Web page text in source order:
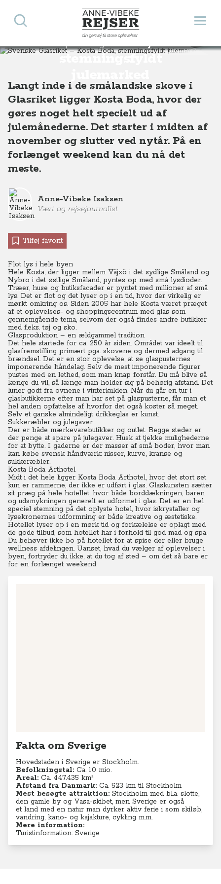
Anne-Vibeke Rejser
din genvej til store oplevelser
Åbn
Søg
Svenske Glasriket –
Kosta Boda,
stemningsfyldt
Destinationer Europa Sverige Svenske Glasriket – Kosta Boda, stemningsfyldt julemarked
Langt inde i de smålandske skove i
Glasriket ligger Kosta Boda, hvor der
gøres noget helt specielt ud af
julemånederne. Det starter i midten af
november og slutter ved nytår. På en
forlænget weekend kan du nå det
meste.
Anne-Vibeke Isaksen
Vært og rejsejournalist
Tilføj favorit
Flot lys i hele byen
Hele Kosta, der ligger mellem Väjxö i det sydlige Småland og
Nybro i det østlige Småland, pyntes op med små lysdioder.
Træer, huse og butiksfacader er pyntet med millioner af små
lys. Det er flot og det lyser op i en tid, hvor der virkelig er
mørkt omkring os. Siden 2005 har hele Kosta været præget
af et oplevelses- og shoppingscentrum med glas som
gennemgående tema, selvom der også findes andre butikker
med f.eks. tøj og sko.
Glasproduktion – en ældgammel tradition
Det hele startede for ca. 250 år siden. Området var ideelt til
glasfremstilling primært pga. skovene og dermed adgang til
brændsel. Det er en stor oplevelse, at se glaspusternes
imponerende håndelag. Selv de mest imponerende figurer
pustes med en lethed, som man knap forstår. Du må blive så
længe du vil, så længe man holder sig på behørig afstand. Det
luner godt fra ovnene i vinterkulden. Når du går en tur i
glasbutikkerne efter man har set på glaspusterne, får man et
hel anden opfattelse af hvorfor det også koster så meget.
Selv et ganske almindeligt drikkeglas er kunst.
Sukkeræbler og julegaver
Der er både mærkevarebutikker og outlet. Begge steder er
der penge at spare på julegaver. Husk at tjekke mulighederne
for at bytte. I gaderne er der masser af små boder, hvor man
kan købe svensk håndværk: nisser, kurve, kranse og
sukkeræbler.
Kosta Boda Arthotel
Midt i det hele ligger Kosta Boda Arthotel, hvor det stort set
kun er rammerne, der ikke er udført i glas. Glaskunsten sætter
sit præg på hele hotellet, hvor både borddækningen, baren
og udsmykningen generelt er udformet i glas. Det er en hel
speciel stemning på det oplyste hotel, hvor iskrystaller og
lysekronernes udformning er både kreative og æstetiske.
Hotellet lyser op i en mørk tid og forkælelse er oplagt med
de gode tilbud, som hotellet har i forhold til god mad og spa.
Du behøver ikke bo på hotellet for at spise der eller bruge
wellness afdelingen. Uanset, hvad du vælger af oplevelser i
byen, fortryder du ikke, at du tog af sted – om det så bare er
for en forlænget weekend.
Fakta om Sverige
Hovedstaden i Sverige er Stockholm.
Befolkningstal: Ca. 10 mio.
Areal: Ca. 447.435 km²
Afstand fra Danmark: Ca. 523 km til Stockholm
Mest besøgte attraktion: Stockholm med bl.a. slotte,
den gamle by og Vasa-skibet, men Sverige er også
et land med en natur man dyrker aktiv ferie i som skiløb,
vandring, kano- og kajakture, cykling m.m.
Mere information:
Turistinformation: Sverige